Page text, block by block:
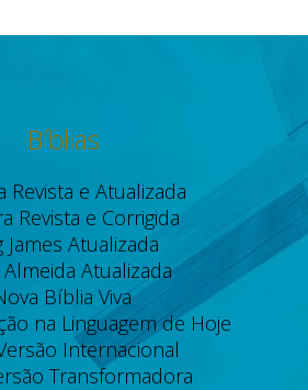
Bíblias
Revista e Atualizada
Revista e Corrigida
James Atualizada
Almeida Atualizada
Bíblia Viva
na Linguagem de Hoje
Internacional
Transformadora